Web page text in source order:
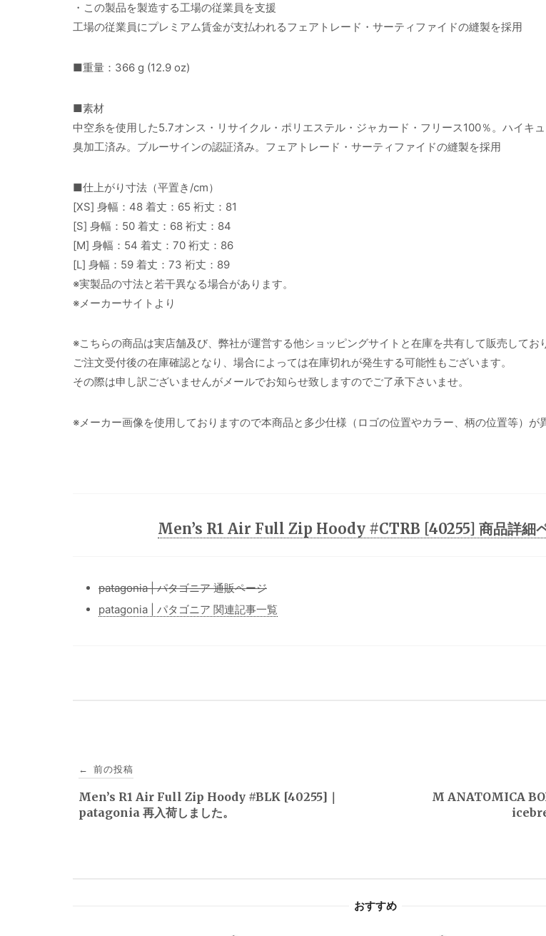
・この製品を製造する工場の従業員を支援
工場の従業員にプレミアム賃金が支払われるフェアトレード・サーティファイドの縫製を採用
■重量：366 g (12.9 oz)
■素材
中空糸を使用した5.7オンス・リサイクル・ポリエステル・ジャカード・フリース100％。ハイキ
臭加工済み。ブルーサインの認証済み。フェアトレード・サーティファイドの縫製を採用
■仕上がり寸法（平置き/cm）
[XS] 身幅：48 着丈：65 裄丈：81
[S] 身幅：50 着丈：68 裄丈：84
[M] 身幅：54 着丈：70 裄丈：86
[L] 身幅：59 着丈：73 裄丈：89
※実製品の寸法と若干異なる場合があります。
※メーカーサイトより
※こちらの商品は実店舗及び、弊社が運営する他ショッピングサイトと在庫を共有して販売してお
ご注文受付後の在庫確認となり、場合によっては在庫切れが発生する可能性もございます。
その際は申し訳ございませんがメールでお知らせ致しますのでご了承下さいませ。
※メーカー画像を使用しておりますので本商品と多少仕様（ロゴの位置やカラー、柄の位置等）が
Men’s R1 Air Full Zip Hoody #CTRB [40255] 商品詳細
patagonia | パタゴニア 通販ページ
patagonia | パタゴニア 関連記事一覧
稿
ナ
← 前の投稿
Men’s R1 Air Full Zip Hoody #BLK [40255]｜
patagonia 再入荷しました。
M ANATOMICA
おすすめ